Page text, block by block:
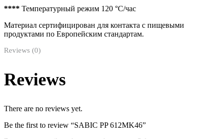
**** Температурный режим 120 °C/час
Материал сертифицирован для контакта с пищевыми
продуктами по Европейским стандартам.
Reviews (0)
Reviews
There are no reviews yet.
Be the first to review “SABIC PP 612MK46”